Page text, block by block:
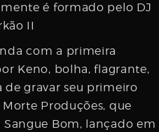
é formado pelo DJ
II
com a primeira
Keno, bolha, flagrante,
de gravar seu primeiro
Produções, que
Bom, lançado em